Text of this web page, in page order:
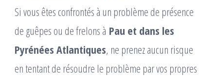
Si vous êtes confrontés à un problème de présence
de guêpes ou de frelons à Pau et dans les
Pyrénées Atlantiques, ne prenez aucun risque
en tentant de résoudre le problème par vos propres